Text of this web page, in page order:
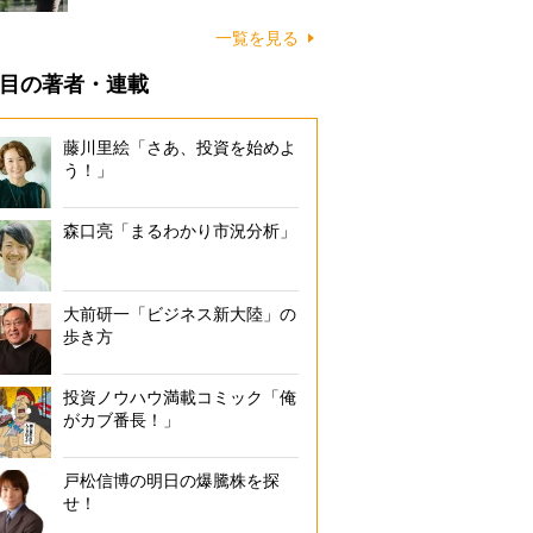
一覧を見る
の著者・連載
藤川里絵「さあ、投資を始めよ
う！」
森口亮「まるわかり市況分析」
大前研一「ビジネス新大陸」の
歩き方
投資ノウハウ満載コミック「俺
がカブ番長！」
戸松信博の明日の爆騰株を探
せ！